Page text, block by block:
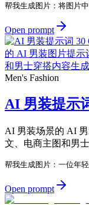
帮我生成图片：将图片
Open prompt
Men's Fashion
AI 男装提示
AI 男装场景的 AI
文、电商主图和男
帮我生成图片：一位年
Open prompt